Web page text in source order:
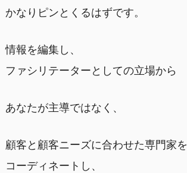
かなりピンとくるはずです。
情報を編集し、
ファシリテーターとしての立場から
あなたが主導ではなく、
顧客と顧客ニーズに合わせた専門家を
コーディネートし、